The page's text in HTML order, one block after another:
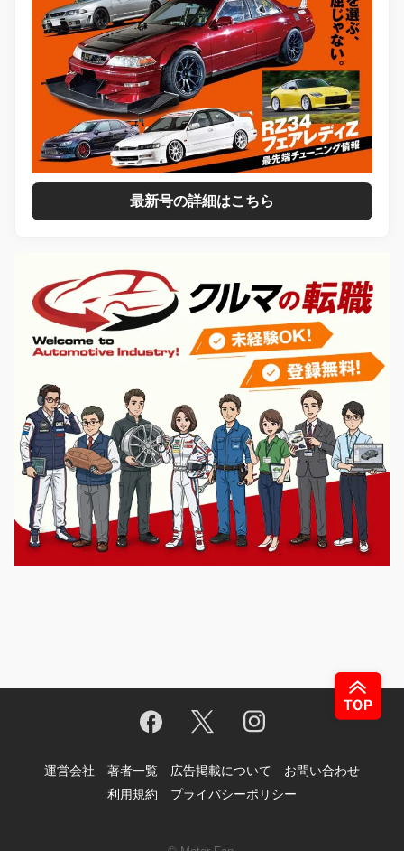
最新号の詳細はこちら
運営会社 著者一覧 広告掲載について
お問い合わせ
利用規約
プライバシーポリシー